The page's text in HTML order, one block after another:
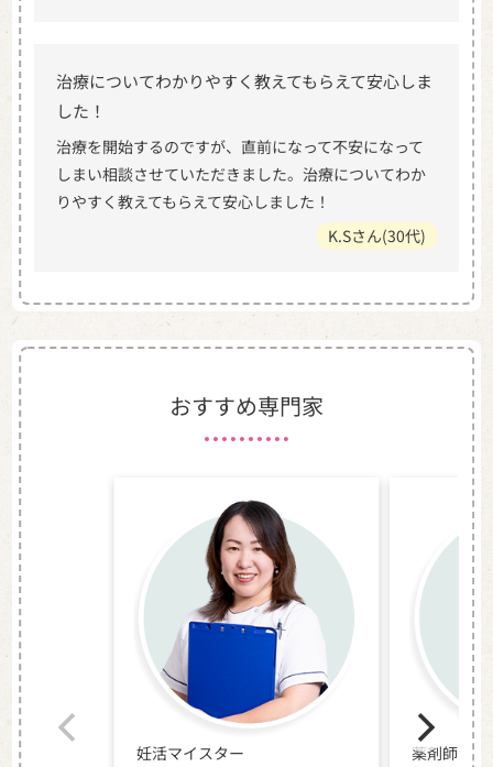
治療についてわかりやすく教えてもらえて安心しま
した！
治療を開始するのですが、直前になって不安になって
しまい相談させていただきました。治療についてわか
りやすく教えてもらえて安心しました！
K.Sさん(30代)
おすすめ専門家
妊活マイスター
薬剤師